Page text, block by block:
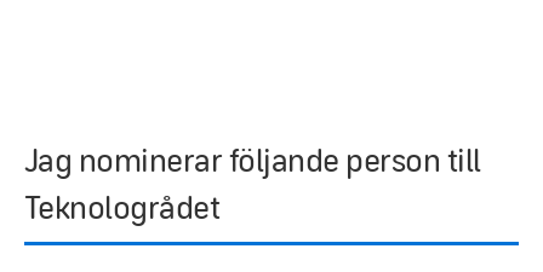
Jag nominerar följande person till
Teknologrådet